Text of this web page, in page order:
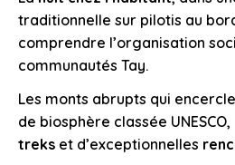
traditionnelle sur pilotis au
comprendre l’organisation
communautés Tay.
Les monts abrupts qui
de biosphère classée
treks et d’exceptionnelles